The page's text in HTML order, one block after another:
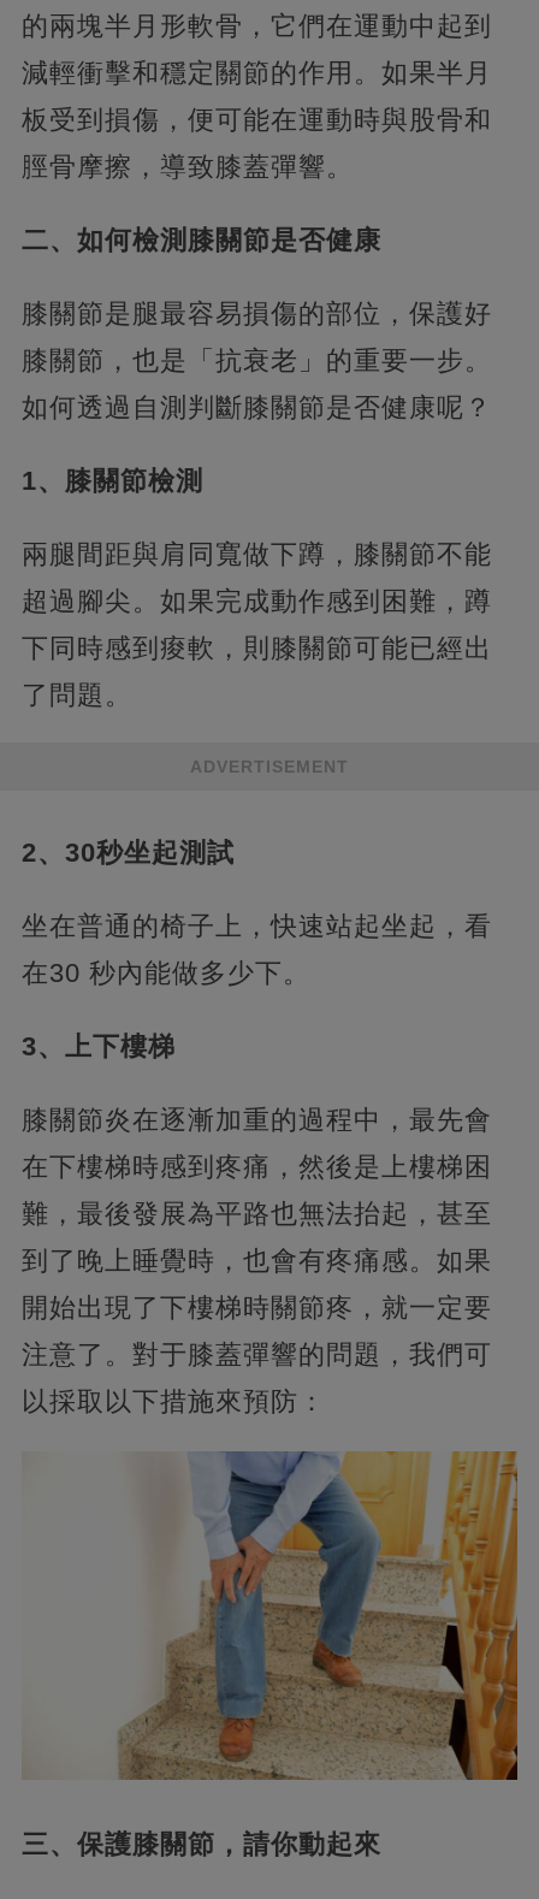
的兩塊半月形軟骨，它們在運動中起到
減輕衝擊和穩定關節的作用。如果半月
板受到損傷，便可能在運動時與股骨和
脛骨摩擦，導致膝蓋彈響。
二、如何檢測膝關節是否健康
膝關節是腿最容易損傷的部位，保護好
膝關節，也是「抗衰老」的重要一步。
如何透過自測判斷膝關節是否健康呢？
1、膝關節檢測
兩腿間距與肩同寬做下蹲，膝關節不能
超過腳尖。如果完成動作感到困難，蹲
下同時感到痠軟，則膝關節可能已經出
了問題。
ADVERTISEMENT
2、30秒坐起測試
坐在普通的椅子上，快速站起坐起，看
在30 秒內能做多少下。
3、上下樓梯
膝關節炎在逐漸加重的過程中，最先會
在下樓梯時感到疼痛，然後是上樓梯困
難，最後發展為平路也無法抬起，甚至
到了晚上睡覺時，也會有疼痛感。如果
開始出現了下樓梯時關節疼，就一定要
注意了。對于膝蓋彈響的問題，我們可
以採取以下措施來預防：
三、保護膝關節，請你動起來